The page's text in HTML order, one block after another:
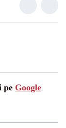
pe Google